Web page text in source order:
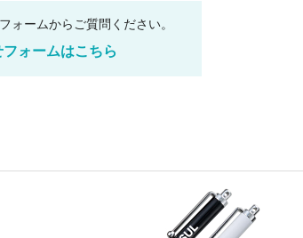
ォームからご質問ください。
ォームはこちら